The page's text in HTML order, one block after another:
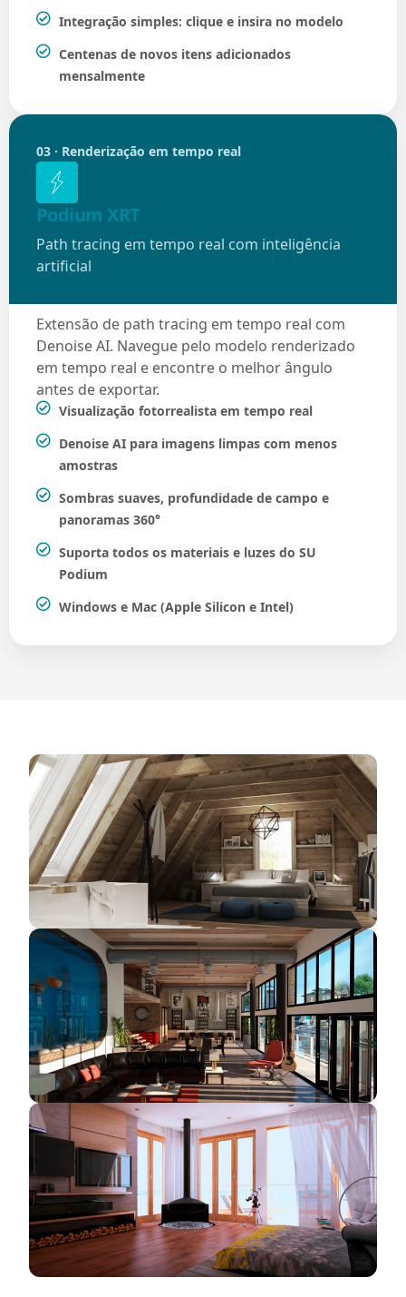
Integração simples: clique e insira no modelo
Centenas de novos itens adicionados
mensalmente
03 · Renderização em tempo real
Podium XRT
Path tracing em tempo real com inteligência
artificial
Extensão de path tracing em tempo real com
Denoise AI. Navegue pelo modelo renderizado
em tempo real e encontre o melhor ângulo
antes de exportar.
Visualização fotorrealista em tempo real
Denoise AI para imagens limpas com menos
amostras
Sombras suaves, profundidade de campo e
panoramas 360°
Suporta todos os materiais e luzes do SU
Podium
Windows e Mac (Apple Silicon e Intel)